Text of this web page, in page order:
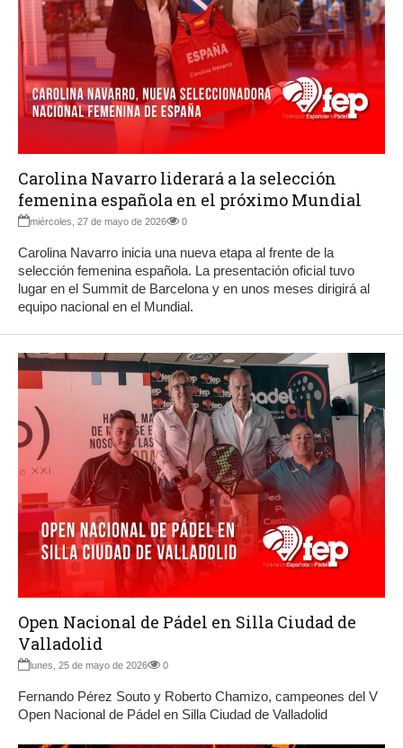
Carolina Navarro liderará a la selección
femenina española en el próximo Mundial
miércoles, 27 de mayo de 2026 0
Carolina Navarro inicia una nueva etapa al frente de la
selección femenina española. La presentación oficial tuvo
lugar en el Summit de Barcelona y en unos meses dirigirá al
equipo nacional en el Mundial.
Open Nacional de Pádel en Silla Ciudad de
Valladolid
lunes, 25 de mayo de 2026 0
Fernando Pérez Souto y Roberto Chamizo, campeones del V
Open Nacional de Pádel en Silla Ciudad de Valladolid